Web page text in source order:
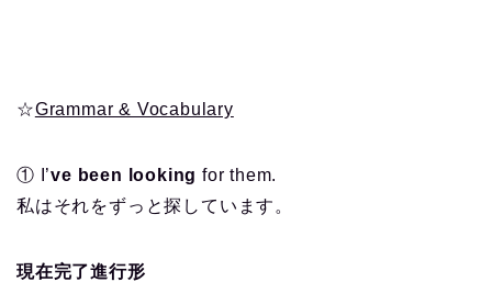
☆Grammar & Vocabulary
① I’ve been looking for them.
私はそれをずっと探しています。
現在完了進行形